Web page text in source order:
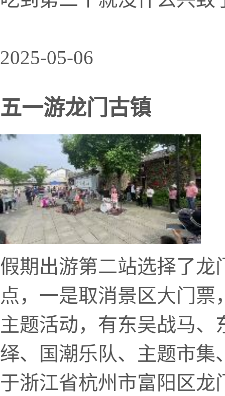
2025-05-06
五一游龙门古镇
假期出游第二站选择了龙
点，一是取消景区大门票
主题活动，有东吴战马
绎、国潮乐队、主题市集
于浙江省杭州市富阳区龙